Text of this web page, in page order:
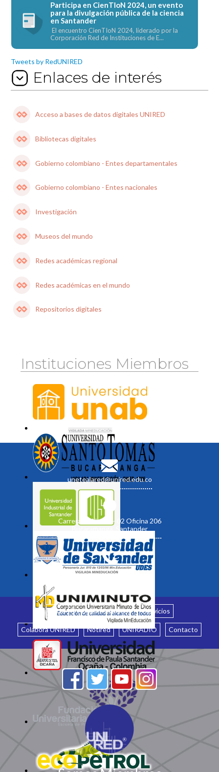
Participa en CienTIoN 2024, un evento
para la divulgación pública de la ciencia
en Santander
El encuentro CienTIoN 2024, liderado por la
Corporación Red de Instituciones de E...
Tweets by RedUNIRED
Enlaces de interés
Acceso a bases de datos digitales UNIRED
Bibliotecas digitales
Gobierno colombiano - Entes departamentales
Gobierno colombiano - Entes nacionales
Investigación
Museos del mundo
Redes académicas regional
Redes académicas en el mundo
Repositorios digitales
Instituciones Miembros
unetealared@unired.edu.co
Carrera 19 No. 35 - 02 Oficina 206
Bucaramanga, Santander
Inicio ¿Quiénes somos? Servicios
Colabora UNIRED Notired UNIRADIO Contacto